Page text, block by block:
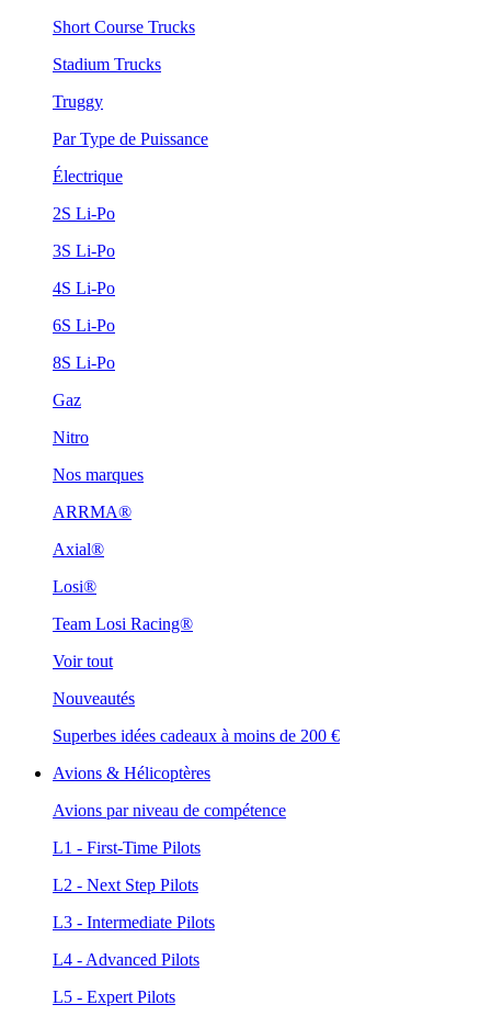
Short Course Trucks
Stadium Trucks
Truggy
Par Type de Puissance
Électrique
2S Li-Po
3S Li-Po
4S Li-Po
6S Li-Po
8S Li-Po
Gaz
Nitro
Nos marques
ARRMA®
Axial®
Losi®
Team Losi Racing®
Voir tout
Nouveautés
Superbes idées cadeaux à moins de 200 €
Avions & Hélicoptères
Avions par niveau de compétence
L1 - First-Time Pilots
L2 - Next Step Pilots
L3 - Intermediate Pilots
L4 - Advanced Pilots
L5 - Expert Pilots